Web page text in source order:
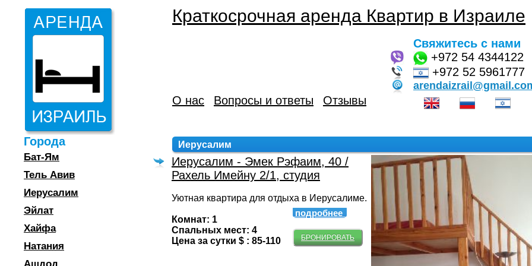
Краткосрочная аренда Квартир в Израиле
Свяжитесь с нами
+972 54 4344122
+972 52 5961777
О нас Вопросы и ответы Отзывы
Города
Бат-Ям
Тель Авив
Иерусалим
Эйлат
Хайфа
Натания
Иерусалим
Иерусалим - Эмек Рэфаим, 40 /
Рахель Имейну 2/1, студия
Уютная квартира для отдыха в Иерусалиме.
Комнат: 1
Спальных мест: 4
Цена за сутки $ : 85-110
подробнее
БРОНИРОВАТЬ